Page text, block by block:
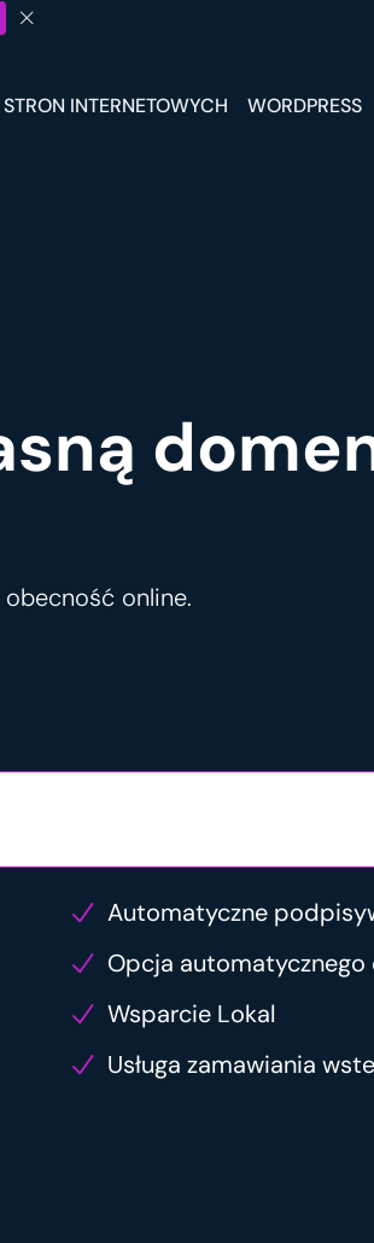
STRON INTERNETOWYCH WORDPRESS
online.
Automatyczne
Opcja automatycznego
Wsparcie Lokal
Usługa zamawiania